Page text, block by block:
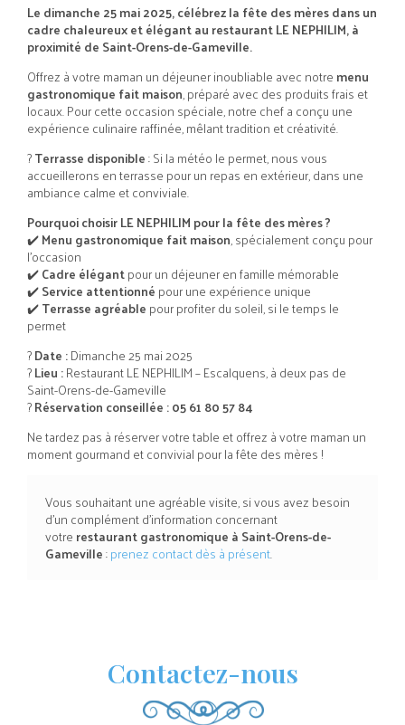
Le dimanche 25 mai 2025, célébrez la fête des mères dans un
cadre chaleureux et élégant au restaurantLE NEPHILIM, à
proximité de Saint-Orens-de-Gameville.
Offrez à votre maman un déjeuner inoubliable avec notre menu
gastronomique fait maison, préparé avec des produits frais et
locaux. Pour cette occasion spéciale, notre chef a conçu une
expérience culinaire raffinée, mêlant tradition et créativité.
?Terrasse disponible: Si la météo le permet, nous vous
accueillerons en terrasse pour un repas en extérieur, dans une
ambiance calme et conviviale.
Pourquoi choisir LE NEPHILIM pour la fête des mères ?
✔️Menu gastronomique fait maison, spécialement conçu pour
l'occasion
✔️Cadre élégantpour un déjeuner en famille mémorable
✔️Service attentionné pour une expérience unique
✔️Terrasse agréable pour profiter du soleil, si le temps le
permet
?Date :Dimanche 25 mai 2025
?Lieu :Restaurant LE NEPHILIM – Escalquens, à deux pas de
Saint-Orens-de-Gameville
?Réservation conseillée :05 61 80 57 84
Ne tardez pas à réserver votre table et offrez à votre maman un
moment gourmand et convivial pour la fête des mères !
Vous souhaitant une agréable visite, si vous avez besoin
d'un complément d'information concernant
votre restaurant gastronomique à Saint-Orens-de-
Gameville:prenez contact dès à présent.
Contactez-nous